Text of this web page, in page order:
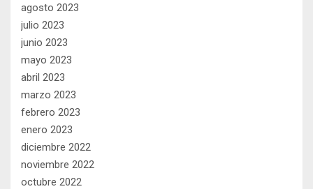
agosto 2023
julio 2023
junio 2023
mayo 2023
abril 2023
marzo 2023
febrero 2023
enero 2023
diciembre 2022
noviembre 2022
octubre 2022